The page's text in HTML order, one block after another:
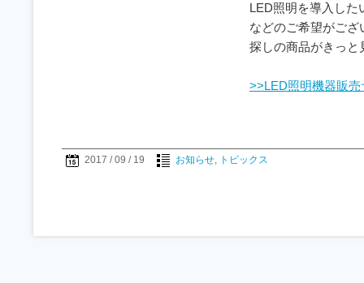
LED照明を導入した
などのご希望がご
探しの商品がきっと
>>LED照明機器販
2017 / 09 / 19 お知らせ, トピックス